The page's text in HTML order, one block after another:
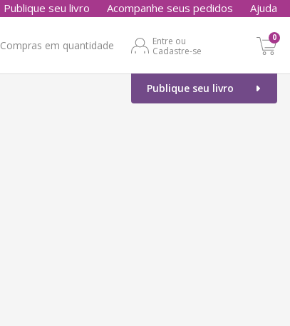
Publique seu livro Acompanhe seus pedidos Ajuda
Compras em quantidade
Entre ou
Cadastre-se
0
Publique seu livro